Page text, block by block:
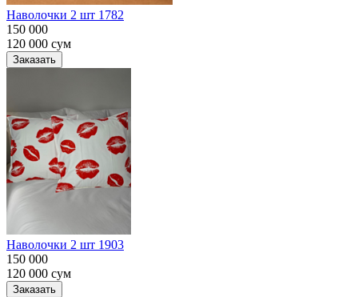
Наволочки 2 шт 1782
150 000
120 000 сум
Заказать
Наволочки 2 шт 1903
150 000
120 000 сум
Заказать